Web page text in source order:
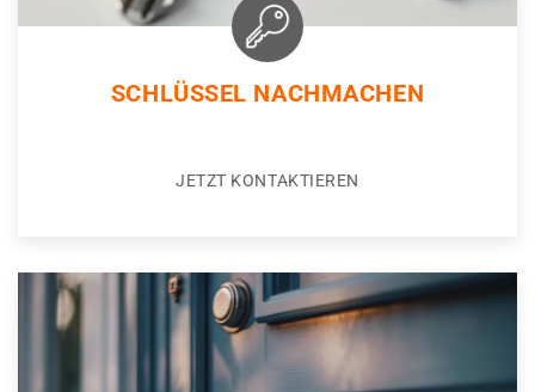
SCHLÜSSEL NACHMACHEN
JETZT KONTAKTIEREN